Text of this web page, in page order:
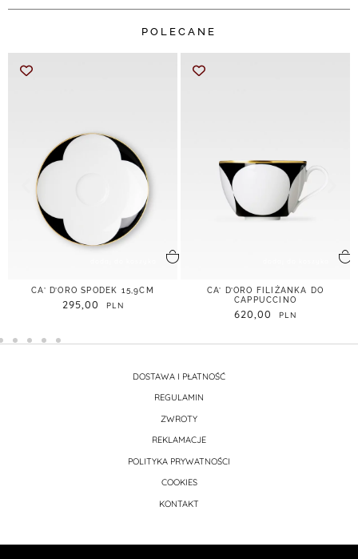
POLECANE
CA’ D’ORO SPODEK 15,9CM
295,00
CA’ D’ORO FILIŻANKA DO
CAPPUCCINO
620,00
DOSTAWA I PŁATNOŚĆ
REGULAMIN
ZWROTY
REKLAMACJE
POLITYKA PRYWATNOŚCI
COOKIES
KONTAKT